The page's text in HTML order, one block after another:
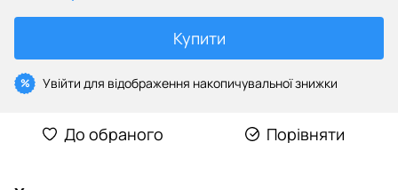
Купити
% Увійти для відображення накопичувальної знижки
До обраного Порівняти